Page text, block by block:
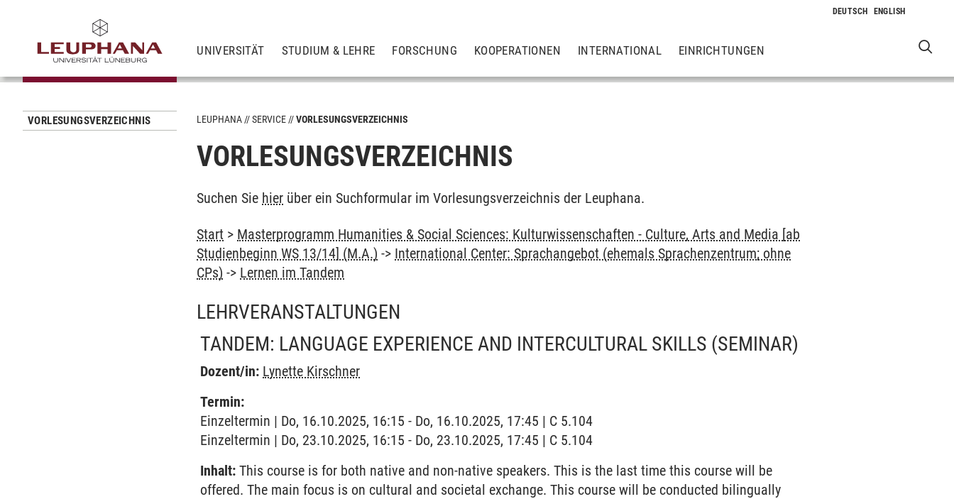
UNIVERSITÄT STUDIUM & LEHRE FORSCHUNG KOOPERATIONEN INTERNATIONAL EINRICHTUNGEN
VORLESUNGSVERZEICHNIS LEUPHANA SERVICE VORLESUNGSVERZEICHNIS
VORLESUNGSVERZEICHNIS
Suchen Sie hier über ein Suchformular im Vorlesungsverzeichnis der Leuphana.
Start > Masterprogramm Humanities & Social Sciences: Kulturwissenschaften - Culture, Arts and Media [ab
Studienbeginn WS 13/14] (M.A.) -> International Center: Sprachangebot (ehemals Sprachenzentrum; ohne
CPs) -> Lernen im Tandem
LEHRVERANSTALTUNGEN
TANDEM: LANGUAGE EXPERIENCE AND INTERCULTURAL SKILLS (SEMINAR)
Dozent/in: Lynette Kirschner
Termin:
Einzeltermin | Do, 16.10.2025, 16:15 - Do, 16.10.2025, 17:45 | C 5.104
Einzeltermin | Do, 23.10.2025, 16:15 - Do, 23.10.2025, 17:45 | C 5.104
Inhalt: This course is for both native and non-native speakers. This is the last time this course will be
offered. The main focus is on cultural and societal exchange. This course will be conducted bilingually